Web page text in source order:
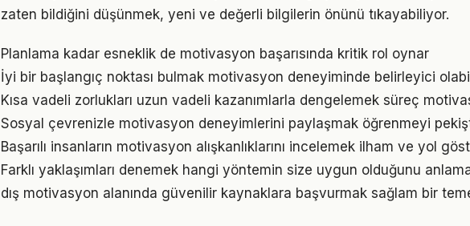
zaten bildiğini düşünmek, yeni ve değerli bilgilerin önünü tıkayabiliyor.
Planlama kadar esneklik de motivasyon başarısında kritik rol oynar
İyi bir başlangıç noktası bulmak motivasyon deneyiminde belirleyici
Kısa vadeli zorlukları uzun vadeli kazanımlarla dengelemek süreç
Sosyal çevrenizle motivasyon deneyimlerini paylaşmak öğrenmeyi
Başarılı insanların motivasyon alışkanlıklarını incelemek ilham ve yol
Farklı yaklaşımları denemek hangi yöntemin size uygun olduğunu
dış motivasyon alanında güvenilir kaynaklara başvurmak sağlam bir